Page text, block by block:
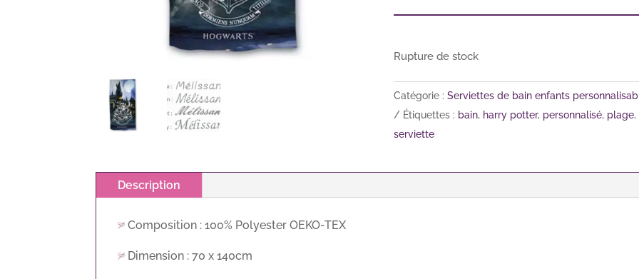
Rupture de stock
Catégorie : Serviettes de bain enfants
Étiquettes : bain, harry potter, personnalisé, plage,
serviette
Description
Composition : 100% Polyester OEKO-TEX
Dimension : 70 x 140cm